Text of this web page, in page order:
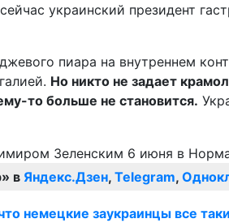
украинский президент
пиара на внутреннем
Но никто не задает
то больше не становится.
в Яндекс.Дзен, Telegram,
немецкие заукраинцы все